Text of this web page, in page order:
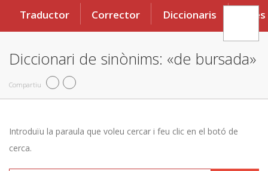
Traductor Corrector Diccionaris Eines
Diccionari de sinònims: «de bursada»
Compartiu
Introduïu la paraula que voleu cercar i feu clic en el botó de
cerca.